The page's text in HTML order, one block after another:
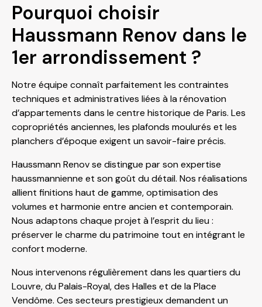
Pourquoi choisir
Haussmann Renov dans le
1er arrondissement ?
Notre équipe connaît parfaitement les contraintes
techniques et administratives liées à la rénovation
d’appartements dans le centre historique de Paris. Les
copropriétés anciennes, les plafonds moulurés et les
planchers d’époque exigent un savoir-faire précis.
Haussmann Renov se distingue par son expertise
haussmannienne et son goût du détail. Nos réalisations
allient finitions haut de gamme, optimisation des
volumes et harmonie entre ancien et contemporain.
Nous adaptons chaque projet à l’esprit du lieu :
préserver le charme du patrimoine tout en intégrant le
confort moderne.
Nous intervenons régulièrement dans les quartiers du
Louvre, du Palais-Royal, des Halles et de la Place
Vendôme. Ces secteurs prestigieux demandent un